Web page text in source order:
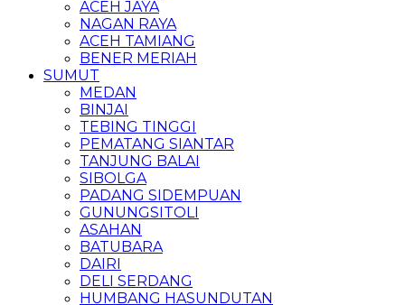
ACEH JAYA
NAGAN RAYA
ACEH TAMIANG
BENER MERIAH
SUMUT
MEDAN
BINJAI
TEBING TINGGI
PEMATANG SIANTAR
TANJUNG BALAI
SIBOLGA
PADANG SIDEMPUAN
GUNUNGSITOLI
ASAHAN
BATUBARA
DAIRI
DELI SERDANG
HUMBANG HASUNDUTAN